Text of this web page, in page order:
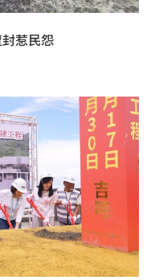
惹民怨